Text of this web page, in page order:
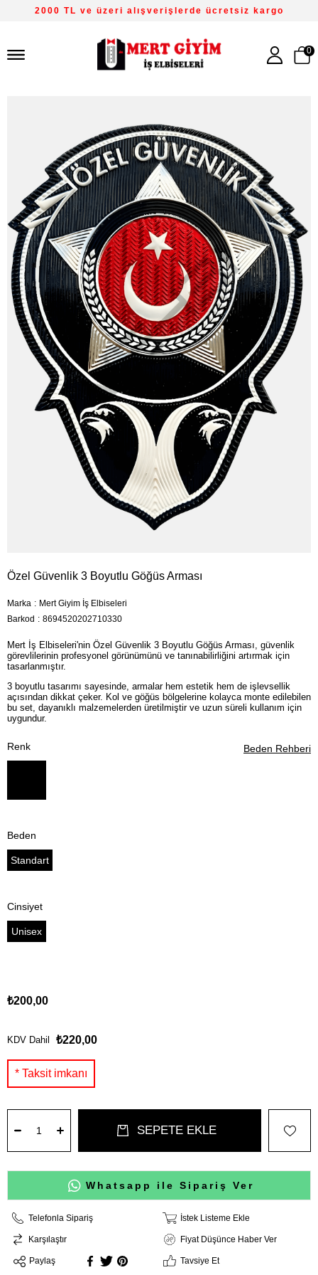
2000 TL ve üzeri alışverişlerde ücretsiz kargo
0
Özel Güvenlik 3 Boyutlu Göğüs Arması
Marka : Mert Giyim İş Elbiseleri
Barkod : 8694520202710330
Mert İş Elbiseleri'nin Özel Güvenlik 3 Boyutlu Göğüs Arması, güvenlik
görevlilerinin profesyonel görünümünü ve tanınabilirliğini artırmak için
tasarlanmıştır.
3 boyutlu tasarımı sayesinde, armalar hem estetik hem de işlevsellik
açısından dikkat çeker. Kol ve göğüs bölgelerine kolayca monte edilebilen
bu set, dayanıklı malzemelerden üretilmiştir ve uzun süreli kullanım için
uygundur.
Beden Rehberi
Renk
Beden
Standart
Cinsiyet
Unisex
₺200,00
KDV Dahil ₺220,00
Whatsapp ile Sipariş Ver
Telefonla Sipariş İstek Listeme Ekle
Karşılaştır Fiyat Düşünce Haber Ver
Paylaş Tavsiye Et